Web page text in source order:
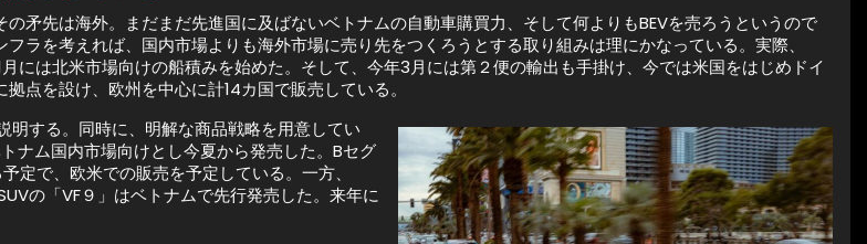
矛先は海外。まだまだ先進国に及ばないベトナムの自動車購買力、そして何よりもBEVを売ろうというので
ラを考えれば、国内市場よりも海外市場に売り先をつくろうとする取り組みは理にかなっている。実際、
には北米市場向けの船積みを始めた。そして、今年3月には第２便の輸出も手掛け、今では米国をはじめドイ
点を設け、欧州を中心に計14カ国で販売している。
明する。同時に、明解な商品戦略を用意してい
ナム国内市場向けとし今夏から発売した。Bセグ
定で、欧米での販売を予定している。一方、
の「VF９」はベトナムで先行発売した。来年に